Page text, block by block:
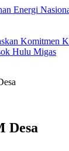
Energi
Komitmen
Hulu Migas
Desa